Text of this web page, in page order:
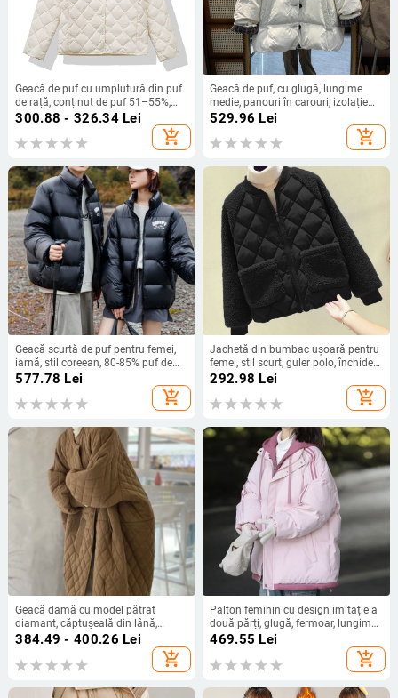
Geacă de puf cu umplutură din puf
de rață, conținut de puf 51–55%,
model diamant, lungime ultra-
300.88 - 326.34Lei
add_shopping_cart
Geacă de puf, cu glugă, lungime
medie, panouri în carouri, izolație
groasă, umplutură din puf de rață
101–200 g, conținut puf 51–55%
529.96 Lei
add_shopping_cart
Geacă scurtă de puf pentru femei,
iarnă, stil coreean, 80-85% puf de
gâscă, înaltă calitate, stil pentru
577.78 Lei
add_shopping_cart
Jachetă din bumbac ușoară pentru
femei, stil scurt, guler polo, închidere
cu fermoar, umplutură fleece
292.98 Lei
add_shopping_cart
Geacă damă cu model pătrat
diamant, căptușeală din lână,
lungime medie, croială lejeră, stil
384.49 - 400.26 Lei
add_shopping_cart
Palton feminin cu design imitație a
două părți, glugă, fermoar, lungime
medie, material gros
469.55 Lei
add_shopping_cart